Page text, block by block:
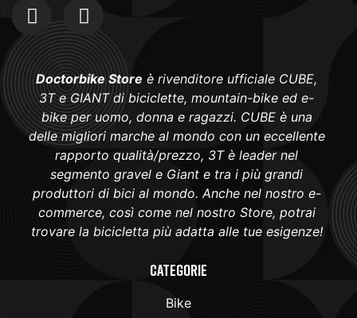
Doctorbike Store è rivenditore ufficiale CUBE,
3T e GIANT di biciclette, mountain-bike ed e-
bike per uomo, donna e ragazzi. CUBE è una
delle migliori marche al mondo con un eccellente
rapporto qualità/prezzo, 3T è leader nel
segmento gravel e Giant e tra i più grandi
produttori di bici al mondo. Anche nel nostro e-
commerce, così come nel nostro Store, potrai
trovare la bicicletta più adatta alle tue esigenze!
Categorie
Bike